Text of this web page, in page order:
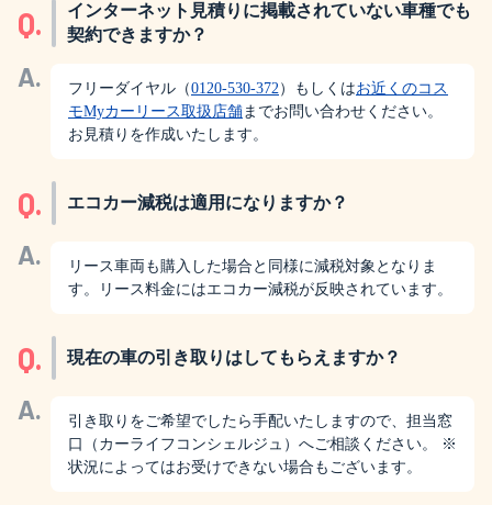
Q.
インターネット見積りに掲載されていない車種でも
契約できますか？
A. フリーダイヤル（0120-530-372）もしくはお近くのコス
モMyカーリース取扱店舗までお問い合わせください。
お見積りを作成いたします。
Q. エコカー減税は適用になりますか？
A.
リース車両も購入した場合と同様に減税対象となりま
す。リース料金にはエコカー減税が反映されています。
Q. 現在の車の引き取りはしてもらえますか？
A.
引き取りをご希望でしたら手配いたしますので、担当窓
口（カーライフコンシェルジュ）へご相談ください。 ※
状況によってはお受けできない場合もございます。